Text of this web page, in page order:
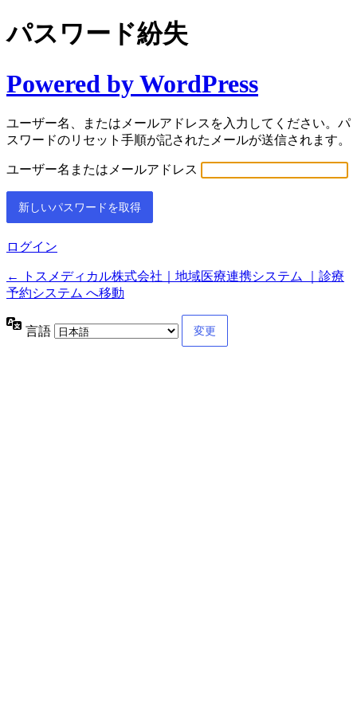
パスワード紛失
Powered by WordPress
ユーザー名、またはメールアドレスを入力してください。パ
スワードのリセット手順が記されたメールが送信されます。
ユーザー名またはメールアドレス
ログイン
← トスメディカル株式会社｜地域医療連携システム ｜診療
予約システム へ移動
言語